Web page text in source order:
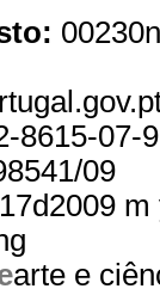
8615-07-9
09
arte e